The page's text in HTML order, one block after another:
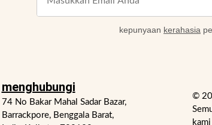
kepunyaan kerahasia
menghubungi
74 No Bakar Mahal Sadar Bazar,
Barrackpore, Benggala Barat,
©